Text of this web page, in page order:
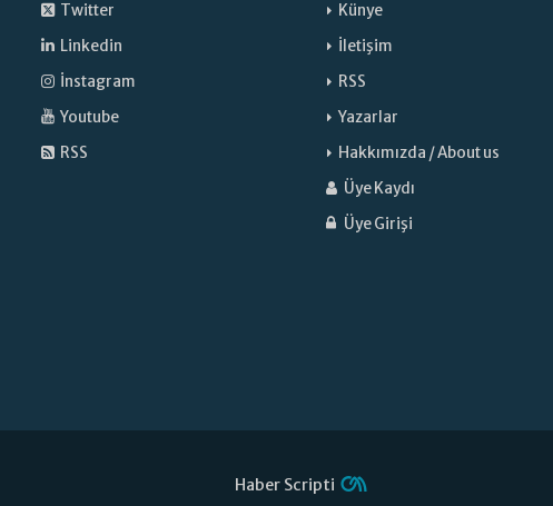
Twitter
Linkedin
İnstagram
Youtube
RSS
Künye
İletişim
RSS
Yazarlar
Hakkımızda / About us
Üye Kaydı
Üye Girişi
Haber Scripti